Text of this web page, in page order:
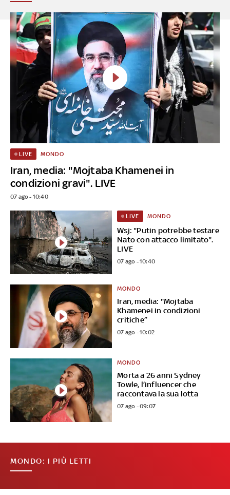
Iran, media: "Mojtaba Khamenei in
condizioni gravi". LIVE
LIVE MONDO
07 ago - 10:40
Wsj: "Putin potrebbe testare
Nato con attacco limitato".
LIVE
LIVE MONDO
07 ago - 10:40
Iran, media: "Mojtaba
Khamenei in condizioni
critiche”
MONDO
07 ago - 10:02
Morta a 26 anni Sydney
Towle, l’influencer che
raccontava la sua lotta
MONDO
07 ago - 09:07
MONDO: I PIÙ LETTI